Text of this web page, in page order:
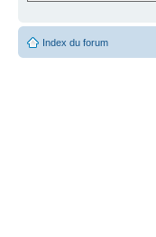
Index du forum